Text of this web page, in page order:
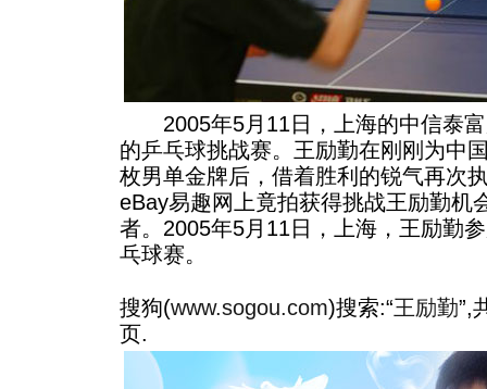
2005年5月11日，上海的中信泰富
的乒乓球挑战赛。王励勤在刚刚为中
枚男单金牌后，借着胜利的锐气再次
eBay易趣网上竟拍获得挑战王励勤机
者。2005年5月11日，上海，王励勤
乓球赛。
搜狗(www.sogou.com)搜索:“王励勤”,
页.